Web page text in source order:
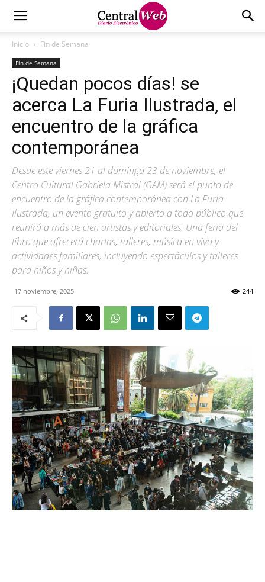
Inicio Fin de Semana
Fin de Semana
¡Quedan pocos días! se
acerca La Furia Ilustrada, el
encuentro de la gráfica
contemporánea
Desde este viernes 21 al domingo 23 de noviembre, el
Centro Cultural Gabriela Mistral (GAM) será el punto de
encuentro de la gráfica contemporánea con La Furia
Ilustrada, un evento gratuito y abierto a todo público que
reunirá a más de cien artistas y editoriales. Una feria del
libro que ofrecerá charlas, talleres, música en vivo y
actividades familiares, incluyendo espectáculos y talleres
para niños y niñas.
17 noviembre, 2025 244